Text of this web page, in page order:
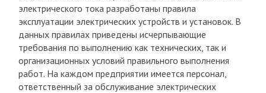
электрического тока разработаны правила
эксплуатации электрических устройств и установок. В
данных правилах приведены исчерпывающие
требования по выполнению как технических, так и
организационных условий правильного выполнения
работ. На каждом предприятии имеется персонал,
ответственный за обслуживание электрических